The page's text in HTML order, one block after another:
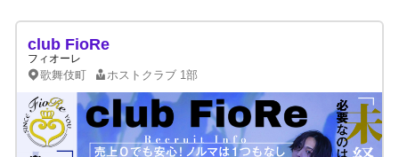
club FioRe
フィオーレ
歌舞伎町 ホストクラブ 1部